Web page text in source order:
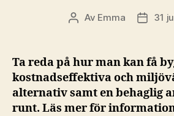
Inläggsförfattare
Av Emma 31
Ta reda på hur man kan få
kostnadseffektiva och
alternativ samt en behaglig
runt. Läs mer för